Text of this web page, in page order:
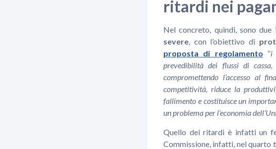
ritardi nei
Nel concreto, quindi, sono
severe, con l’obiettivo di
proposta di regolamento “i
prevedibilità dei flussi di
compromettendo l’accesso al
competitività, riduce la
fallimento e costituisce un
un problema per l’economia
Quello dei ritardi è infatti un
Commissione, infatti, nel quarto